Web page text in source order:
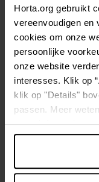
Horta.org gebruikt
vereenvoudigen en
cookies om onze
persoonlijke
onze website
interesses. Klik op
klik op "Details"
passen. Meer
meer informatie.
Description
M-PETS POO sacs
pièces
Utilisez les sacs
distributeurs pour
déjections
Caractéristiques